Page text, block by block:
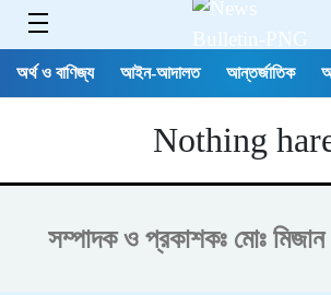
অর্থ ও বাণিজ্য আইন-আদালত আন্তর্জাতিক
Nothing
সম্পাদক ও প্রকাশকঃ মোঃ